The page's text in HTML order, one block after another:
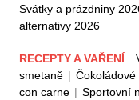
Svátky a prázdniny
alternativy 2026
RECEPTY A VAŘENÍ
smetaně | Čokoládové
con carne | Sportovní